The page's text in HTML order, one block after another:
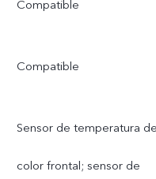
Compatible
Compatible
Sensor de temperatura
color frontal; sensor de